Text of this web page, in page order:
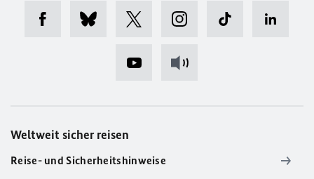
Weltweit sicher reisen
Reise- und Sicherheitshinweise